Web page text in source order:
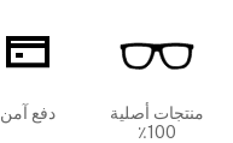
منتجات أصلية
100٪
دفع آمن